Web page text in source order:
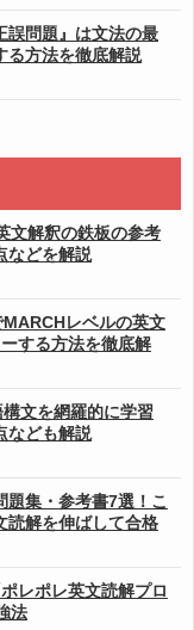
誤問題』は文法の最
る方法を徹底解説
文解釈の鉄板の参考
などを解説
MARCHレベルの英文
する方法を徹底解
構文を網羅的に学習
なども解説
題集・参考書7選！こ
読解を伸ばして合格
レポレ英文読解プロ
法